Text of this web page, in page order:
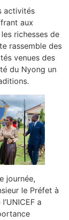
activités
aux
richesses de
rassemble des
venues des
du Nyong un
journée,
le Préfet à
a